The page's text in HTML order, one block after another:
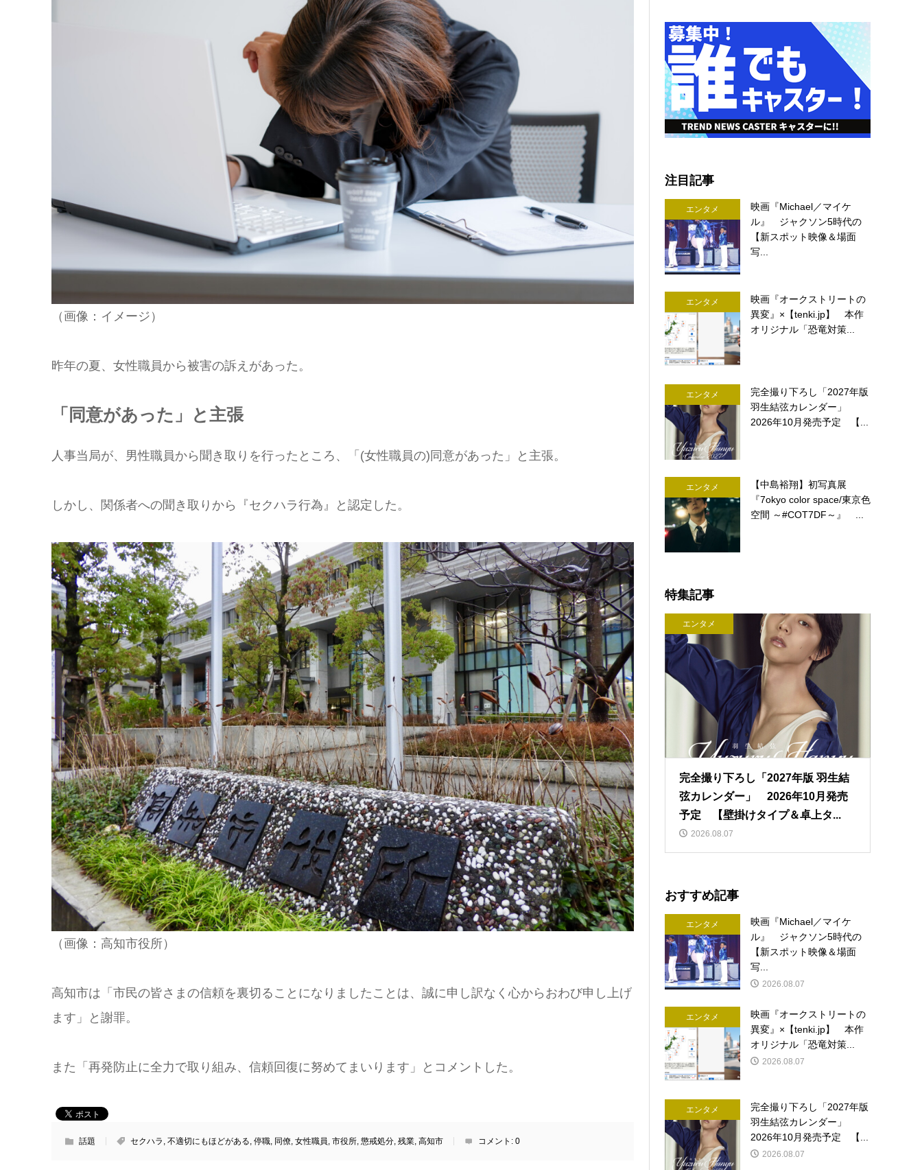
（画像：イメージ）
昨年の夏、女性職員から被害の訴えがあった。
「同意があった」と主張
人事当局が、男性職員から聞き取りを行ったところ、「(女性職員の)同意があった」と主張。
しかし、関係者への聞き取りから『セクハラ行為』と認定した。
（画像：高知市役所）
高知市は「市民の皆さまの信頼を裏切ることになりましたことは、誠に申し訳なく心からおわび申し上げ
ます」と謝罪。
また「再発防止に全力で取り組み、信頼回復に努めてまいります」とコメントした。
話題 セクハラ 不適切にもほどがある 停職, 同僚, 女性職員 市役所, 懲戒処分, 残業, 高知市 コメント: 0
注目記事
エンタメ
映画『Michael／マイケ
ル』 ジャクソン5時代の
【新スポット映像＆場面
写...
エンタメ
映画『オークストリートの
異変』×【tenki.jp】 本作
オリジナル「恐竜対策...
エンタメ
完全撮り下ろし「2027年版
羽生結弦カレンダー」
2026年10月発売予定 【...
エンタメ
【中島裕翔】初写真展
『7okyo color space/東京色
空間 ～#COT7DF～』 ...
特集記事
エンタメ
完全撮り下ろし「2027年版 羽生結
弦カレンダー」 2026年10月発売
予定 【壁掛けタイプ＆卓上タ...
2026.08.07
おすすめ記事
エンタメ
映画『Michael／マイケ
ル』 ジャクソン5時代の
【新スポット映像＆場面
写...
2026.08.07
エンタメ
映画『オークストリートの
異変』×【tenki.jp】 本作
オリジナル「恐竜対策...
2026.08.07
エンタメ
完全撮り下ろし「2027年版
羽生結弦カレンダー」
2026年10月発売予定 【...
2026.08.07